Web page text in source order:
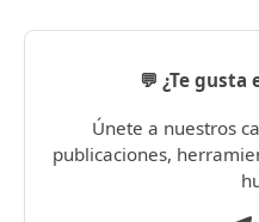
💬 ¿Te
Únete a nuestros
publicaciones,